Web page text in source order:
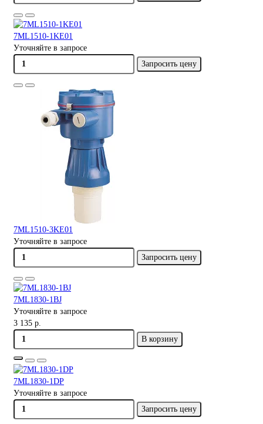
7ML1510-1KE01
Уточняйте в запросе
Запросить цену
7ML1510-3KE01
Уточняйте в запросе
Запросить цену
7ML1830-1BJ
Уточняйте в запросе
3 135 р.
В корзину
7ML1830-1DP
Уточняйте в запросе
Запросить цену